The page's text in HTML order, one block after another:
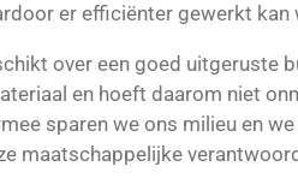
er efficiënter gewerkt kan
over een goed uitgeruste
en hoeft daarom niet
sparen we ons milieu en
maatschappelijke